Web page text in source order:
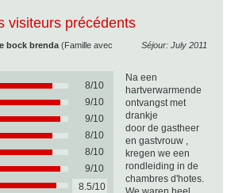
visiteurs précédents
Séjour: July 2011
bock brenda (Famille avec
8/10
9/10
9/10
8/10
8/10
9/10
8.5/10
Na een
hartverwarmende
ontvangst met
drankje
door de gastheer
en gastvrouw ,
kregen we een
rondleiding in de
chambres d'hotes.